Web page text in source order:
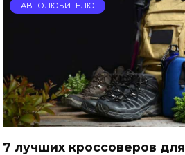
АВТОЛЮБИТЕЛЮ
7 лучших кроссоверов для